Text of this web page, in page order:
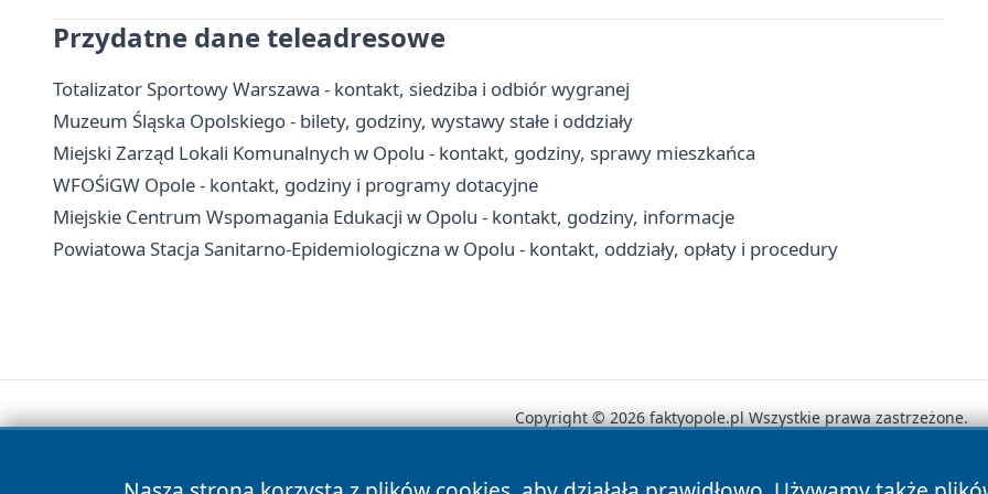
Przydatne dane teleadresowe
Totalizator Sportowy Warszawa - kontakt, siedziba i odbiór wygranej
Muzeum Śląska Opolskiego - bilety, godziny, wystawy stałe i oddziały
Miejski Zarząd Lokali Komunalnych w Opolu - kontakt, godziny, sprawy mieszkańca
WFOŚiGW Opole - kontakt, godziny i programy dotacyjne
Miejskie Centrum Wspomagania Edukacji w Opolu - kontakt, godziny, informacje
Powiatowa Stacja Sanitarno-Epidemiologiczna w Opolu - kontakt, oddziały, opłaty i procedury
Copyright © 2026 faktyopole.pl Wszystkie prawa zastrzeżone.